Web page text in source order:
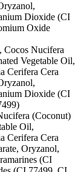
Dioxide (CI
Oxide
Cocos Nucifera
Vegetable Oil,
Cerifera Cera
Dioxide (CI
(Coconut)
Oil,
Cerifera Cera
Oryzanol,
(CI